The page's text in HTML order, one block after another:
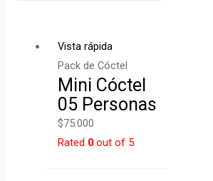
Vista rápida
Pack de Cóctel
Mini Cóctel
05 Personas
$75.000
Rated 0out of 5